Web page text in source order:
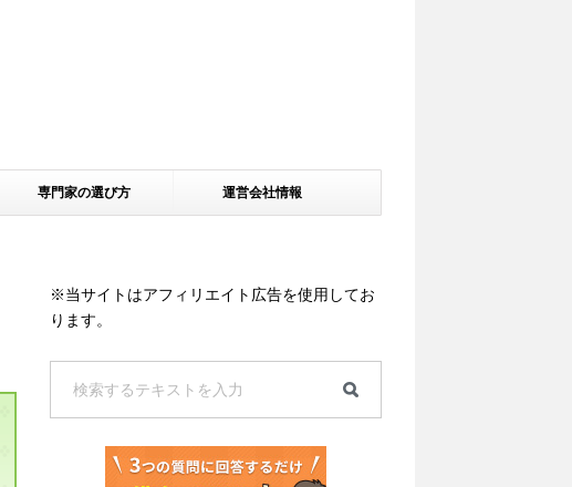
専門家の選び方 運営会社情報
※当サイトはアフィリエイト広告を使用してお
ります。